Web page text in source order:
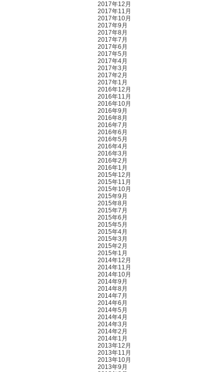
2017年12月
2017年11月
2017年10月
2017年9月
2017年8月
2017年7月
2017年6月
2017年5月
2017年4月
2017年3月
2017年2月
2017年1月
2016年12月
2016年11月
2016年10月
2016年9月
2016年8月
2016年7月
2016年6月
2016年5月
2016年4月
2016年3月
2016年2月
2016年1月
2015年12月
2015年11月
2015年10月
2015年9月
2015年8月
2015年7月
2015年6月
2015年5月
2015年4月
2015年3月
2015年2月
2015年1月
2014年12月
2014年11月
2014年10月
2014年9月
2014年8月
2014年7月
2014年6月
2014年5月
2014年4月
2014年3月
2014年2月
2014年1月
2013年12月
2013年11月
2013年10月
2013年9月